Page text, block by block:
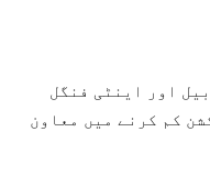
اور اینٹی فنگل
کم کرنے میں معاون